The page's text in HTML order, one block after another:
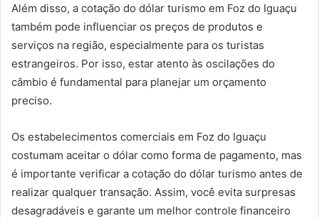
Além disso, a cotação do dólar turismo em Foz do Iguaçu
também pode influenciar os preços de produtos e
serviços na região, especialmente para os turistas
estrangeiros. Por isso, estar atento às oscilações do
câmbio é fundamental para planejar um orçamento
preciso.
Os estabelecimentos comerciais em Foz do Iguaçu
costumam aceitar o dólar como forma de pagamento, mas
é importante verificar a cotação do dólar turismo antes de
realizar qualquer transação. Assim, você evita surpresas
desagradáveis e garante um melhor controle financeiro